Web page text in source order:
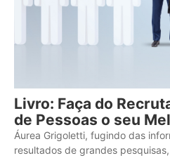
Livro: Faça do
de Pessoas o seu
Áurea Grigoletti, fugindo das
resultados de grandes